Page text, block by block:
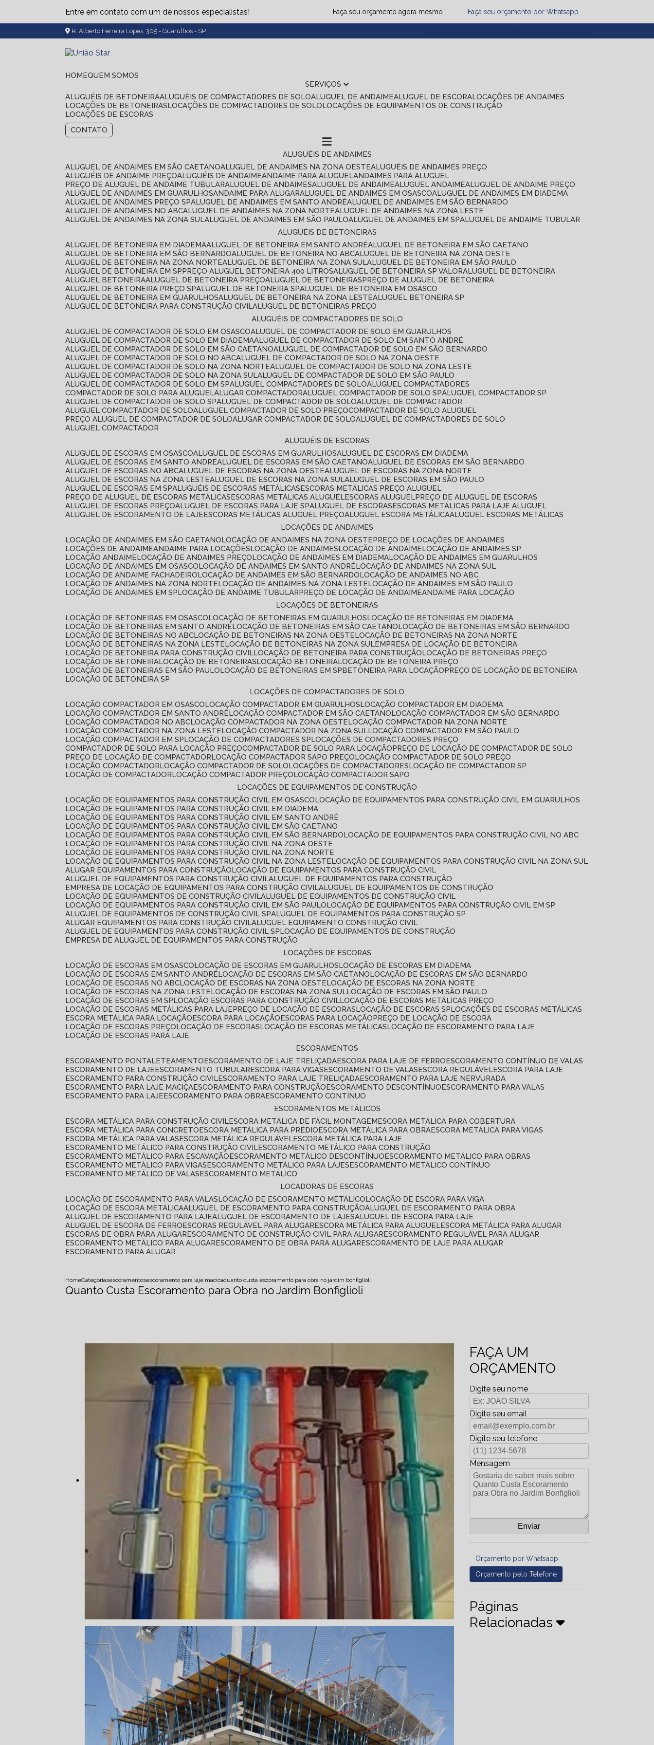
Entre em contato com um de nossos especialistas! Faça seu orçamento agora mesmo Faça seu orçamento por Whatsapp
R. Alberto Ferreira Lopes, 305 - Guarulhos - SP
HOME
QUEM SOMOS
SERVIÇOS
ALUGUÉIS DE BETONEIRA ALUGUÉIS DE COMPACTADORES DE SOLO ALUGUEL DE ANDAIME ALUGUEL DE ESCORA LOCAÇÕES DE ANDAIMES
LOCAÇÕES DE BETONEIRAS LOCAÇÕES DE COMPACTADORES DE SOLO LOCAÇÕES DE EQUIPAMENTOS DE CONSTRUÇÃO
LOCAÇÕES DE ESCORAS
CONTATO
ALUGUÉIS DE ANDAIMES
ALUGUEL DE ANDAIMES EM SÃO CAETANO ALUGUEL DE ANDAIMES NA ZONA OESTE ALUGUÉIS DE ANDAIMES PREÇO
ALUGUÉIS DE ANDAIME PREÇO ALUGUÉIS DE ANDAIME ANDAIME PARA ALUGUEL ANDAIMES PARA ALUGUEL
PREÇO DE ALUGUEL DE ANDAIME TUBULAR ALUGUEL DE ANDAIMES ALUGUEL DE ANDAIME ALUGUEL ANDAIME ALUGUEL DE ANDAIME PREÇO
ALUGUEL DE ANDAIMES EM GUARULHOS ANDAIME PARA ALUGAR ALUGUEL DE ANDAIMES EM OSASCO ALUGUEL DE ANDAIMES EM DIADEMA
ALUGUEL DE ANDAIMES PREÇO SP ALUGUEL DE ANDAIMES EM SANTO ANDRÉ ALUGUEL DE ANDAIMES EM SÃO BERNARDO
ALUGUEL DE ANDAIMES NO ABC ALUGUEL DE ANDAIMES NA ZONA NORTE ALUGUEL DE ANDAIMES NA ZONA LESTE
ALUGUEL DE ANDAIMES NA ZONA SUL ALUGUEL DE ANDAIMES EM SÃO PAULO ALUGUEL DE ANDAIMES EM SP ALUGUEL DE ANDAIME TUBULAR
ALUGUÉIS DE BETONEIRAS
ALUGUEL DE BETONEIRA EM DIADEMA ALUGUEL DE BETONEIRA EM SANTO ANDRÉ ALUGUEL DE BETONEIRA EM SÃO CAETANO
ALUGUEL DE BETONEIRA EM SÃO BERNARDO ALUGUEL DE BETONEIRA NO ABC ALUGUEL DE BETONEIRA NA ZONA OESTE
ALUGUEL DE BETONEIRA NA ZONA NORTE ALUGUEL DE BETONEIRA NA ZONA SUL ALUGUEL DE BETONEIRA EM SÃO PAULO
ALUGUEL DE BETONEIRA EM SP
PREÇO ALUGUEL BETONEIRA 400 LITROS ALUGUEL DE BETONEIRA SP VALOR ALUGUEL DE BETONEIRA
ALUGUEL BETONEIRA ALUGUEL DE BETONEIRA PREÇO ALUGUEL DE BETONEIRAS
PREÇO DE ALUGUEL DE BETONEIRA
ALUGUEL DE BETONEIRA PREÇO SP ALUGUEL DE BETONEIRA SP ALUGUEL DE BETONEIRA EM OSASCO
ALUGUEL DE BETONEIRA EM GUARULHOS ALUGUEL DE BETONEIRA NA ZONA LESTE ALUGUEL BETONEIRA SP
ALUGUEL DE BETONEIRA PARA CONSTRUÇÃO CIVIL ALUGUEL DE BETONEIRAS PREÇO
ALUGUÉIS DE COMPACTADORES DE SOLO
ALUGUEL DE COMPACTADOR DE SOLO EM OSASCO ALUGUEL DE COMPACTADOR DE SOLO EM GUARULHOS
ALUGUEL DE COMPACTADOR DE SOLO EM DIADEMA ALUGUEL DE COMPACTADOR DE SOLO EM SANTO ANDRÉ
ALUGUEL DE COMPACTADOR DE SOLO EM SÃO CAETANO ALUGUEL DE COMPACTADOR DE SOLO EM SÃO BERNARDO
ALUGUEL DE COMPACTADOR DE SOLO NO ABC ALUGUEL DE COMPACTADOR DE SOLO NA ZONA OESTE
ALUGUEL DE COMPACTADOR DE SOLO NA ZONA NORTE ALUGUEL DE COMPACTADOR DE SOLO NA ZONA LESTE
ALUGUEL DE COMPACTADOR DE SOLO NA ZONA SUL ALUGUEL DE COMPACTADOR DE SOLO EM SÃO PAULO
ALUGUEL DE COMPACTADOR DE SOLO EM SP ALUGUEL COMPACTADORES DE SOLO ALUGUEL COMPACTADORES
COMPACTADOR DE SOLO PARA ALUGUEL ALUGAR COMPACTADOR ALUGUEL COMPACTADOR DE SOLO SP ALUGUEL COMPACTADOR SP
ALUGUEL DE COMPACTADOR DE SOLO SP ALUGUEL DE COMPACTADOR DE SOLO ALUGUEL DE COMPACTADOR
ALUGUEL COMPACTADOR DE SOLO ALUGUEL COMPACTADOR DE SOLO PREÇO COMPACTADOR DE SOLO ALUGUEL
PREÇO ALUGUEL DE COMPACTADOR DE SOLO ALUGAR COMPACTADOR DE SOLO ALUGUEL DE COMPACTADORES DE SOLO
ALUGUEL COMPACTADOR
ALUGUÉIS DE ESCORAS
ALUGUEL DE ESCORAS EM OSASCO ALUGUEL DE ESCORAS EM GUARULHOS ALUGUEL DE ESCORAS EM DIADEMA
ALUGUEL DE ESCORAS EM SANTO ANDRÉ ALUGUEL DE ESCORAS EM SÃO CAETANO ALUGUEL DE ESCORAS EM SÃO BERNARDO
ALUGUEL DE ESCORAS NO ABC ALUGUEL DE ESCORAS NA ZONA OESTE ALUGUEL DE ESCORAS NA ZONA NORTE
ALUGUEL DE ESCORAS NA ZONA LESTE ALUGUEL DE ESCORAS NA ZONA SUL ALUGUEL DE ESCORAS EM SÃO PAULO
ALUGUEL DE ESCORAS EM SP ALUGUÉIS DE ESCORAS METÁLICAS
ESCORAS METÁLICAS PREÇO ALUGUEL
PREÇO DE ALUGUEL DE ESCORAS METÁLICAS
ESCORAS METÁLICAS ALUGUEL ESCORAS ALUGUEL
PREÇO DE ALUGUEL DE ESCORAS
ALUGUEL DE ESCORAS PREÇO ALUGUEL DE ESCORAS PARA LAJE SP ALUGUEL DE ESCORAS
ESCORAS METÁLICAS PARA LAJE ALUGUEL
ALUGUEL DE ESCORAMENTO DE LAJE
ESCORAS METÁLICAS ALUGUEL PREÇO ALUGUEL ESCORA METÁLICA ALUGUEL ESCORAS METÁLICAS
LOCAÇÕES DE ANDAIMES
LOCAÇÃO DE ANDAIMES EM SÃO CAETANO LOCAÇÃO DE ANDAIMES NA ZONA OESTE
PREÇO DE LOCAÇÕES DE ANDAIMES
LOCAÇÕES DE ANDAIME ANDAIME PARA LOCAÇÕES LOCAÇÃO DE ANDAIMES LOCAÇÃO DE ANDAIME LOCAÇÃO DE ANDAIMES SP
LOCAÇÃO ANDAIME LOCAÇÃO DE ANDAIMES PREÇO LOCAÇÃO DE ANDAIMES EM DIADEMA LOCAÇÃO DE ANDAIMES EM GUARULHOS
LOCAÇÃO DE ANDAIMES EM OSASCO LOCAÇÃO DE ANDAIMES EM SANTO ANDRÉ LOCAÇÃO DE ANDAIMES NA ZONA SUL
LOCAÇÃO DE ANDAIME FACHADEIRO LOCAÇÃO DE ANDAIMES EM SÃO BERNARDO LOCAÇÃO DE ANDAIMES NO ABC
LOCAÇÃO DE ANDAIMES NA ZONA NORTE LOCAÇÃO DE ANDAIMES NA ZONA LESTE LOCAÇÃO DE ANDAIMES EM SÃO PAULO
LOCAÇÃO DE ANDAIMES EM SP LOCAÇÃO DE ANDAIME TUBULAR PREÇO DE LOCAÇÃO DE ANDAIME ANDAIME PARA LOCAÇÃO
LOCAÇÕES DE BETONEIRAS
LOCAÇÃO DE BETONEIRAS EM OSASCO LOCAÇÃO DE BETONEIRAS EM GUARULHOS LOCAÇÃO DE BETONEIRAS EM DIADEMA
LOCAÇÃO DE BETONEIRAS EM SANTO ANDRÉ LOCAÇÃO DE BETONEIRAS EM SÃO CAETANO LOCAÇÃO DE BETONEIRAS EM SÃO BERNARDO
LOCAÇÃO DE BETONEIRAS NO ABC LOCAÇÃO DE BETONEIRAS NA ZONA OESTE LOCAÇÃO DE BETONEIRAS NA ZONA NORTE
LOCAÇÃO DE BETONEIRAS NA ZONA LESTE LOCAÇÃO DE BETONEIRAS NA ZONA SUL
EMPRESA DE LOCAÇÃO DE BETONEIRA
LOCAÇÃO DE BETONEIRA PARA CONSTRUÇÃO CIVIL LOCAÇÃO DE BETONEIRA PARA CONSTRUÇÃO LOCAÇÃO DE BETONEIRAS PREÇO
LOCAÇÃO DE BETONEIRA LOCAÇÃO DE BETONEIRAS LOCAÇÃO BETONEIRA LOCAÇÃO DE BETONEIRA PREÇO
LOCAÇÃO DE BETONEIRAS EM SÃO PAULO LOCAÇÃO DE BETONEIRAS EM SP BETONEIRA PARA LOCAÇÃO
PREÇO DE LOCAÇÃO DE BETONEIRA
LOCAÇÃO DE BETONEIRA SP
LOCAÇÕES DE COMPACTADORES DE SOLO
LOCAÇÃO COMPACTADOR EM OSASCO LOCAÇÃO COMPACTADOR EM GUARULHOS LOCAÇÃO COMPACTADOR EM DIADEMA
LOCAÇÃO COMPACTADOR EM SANTO ANDRÉ LOCAÇÃO COMPACTADOR EM SÃO CAETANO LOCAÇÃO COMPACTADOR EM SÃO BERNARDO
LOCAÇÃO COMPACTADOR NO ABC LOCAÇÃO COMPACTADOR NA ZONA OESTE LOCAÇÃO COMPACTADOR NA ZONA NORTE
LOCAÇÃO COMPACTADOR NA ZONA LESTE LOCAÇÃO COMPACTADOR NA ZONA SUL LOCAÇÃO COMPACTADOR EM SÃO PAULO
LOCAÇÃO COMPACTADOR EM SP LOCAÇÃO DE COMPACTADORES SP LOCAÇÕES DE COMPACTADORES PREÇO
COMPACTADOR DE SOLO PARA LOCAÇÃO PREÇO COMPACTADOR DE SOLO PARA LOCAÇÃO
PREÇO DE LOCAÇÃO DE COMPACTADOR DE SOLO
PREÇO DE LOCAÇÃO DE COMPACTADOR LOCAÇÃO COMPACTADOR SAPO PREÇO LOCAÇÃO COMPACTADOR DE SOLO PREÇO
LOCAÇÃO COMPACTADOR LOCAÇÃO COMPACTADOR DE SOLO LOCAÇÕES DE COMPACTADORES LOCAÇÃO DE COMPACTADOR SP
LOCAÇÃO DE COMPACTADOR LOCAÇÃO COMPACTADOR PREÇO LOCAÇÃO COMPACTADOR SAPO
LOCAÇÕES DE EQUIPAMENTOS DE CONSTRUÇÃO
LOCAÇÃO DE EQUIPAMENTOS PARA CONSTRUÇÃO CIVIL EM OSASCO LOCAÇÃO DE EQUIPAMENTOS PARA CONSTRUÇÃO CIVIL EM GUARULHOS
LOCAÇÃO DE EQUIPAMENTOS PARA CONSTRUÇÃO CIVIL EM DIADEMA
LOCAÇÃO DE EQUIPAMENTOS PARA CONSTRUÇÃO CIVIL EM SANTO ANDRÉ
LOCAÇÃO DE EQUIPAMENTOS PARA CONSTRUÇÃO CIVIL EM SÃO CAETANO
LOCAÇÃO DE EQUIPAMENTOS PARA CONSTRUÇÃO CIVIL EM SÃO BERNARDO LOCAÇÃO DE EQUIPAMENTOS PARA CONSTRUÇÃO CIVIL NO ABC
LOCAÇÃO DE EQUIPAMENTOS PARA CONSTRUÇÃO CIVIL NA ZONA OESTE
LOCAÇÃO DE EQUIPAMENTOS PARA CONSTRUÇÃO CIVIL NA ZONA NORTE
LOCAÇÃO DE EQUIPAMENTOS PARA CONSTRUÇÃO CIVIL NA ZONA LESTE LOCAÇÃO DE EQUIPAMENTOS PARA CONSTRUÇÃO CIVIL NA ZONA SUL
ALUGAR EQUIPAMENTOS PARA CONSTRUÇÃO LOCAÇÃO DE EQUIPAMENTOS PARA CONSTRUÇÃO CIVIL
ALUGUEL DE EQUIPAMENTOS PARA CONSTRUÇÃO CIVIL ALUGUEL DE EQUIPAMENTOS PARA CONSTRUÇÃO
EMPRESA DE LOCAÇÃO DE EQUIPAMENTOS PARA CONSTRUÇÃO CIVIL ALUGUEL DE EQUIPAMENTOS DE CONSTRUÇÃO
LOCAÇÃO DE EQUIPAMENTOS DE CONSTRUÇÃO CIVIL ALUGUEL DE EQUIPAMENTOS DE CONSTRUÇÃO CIVIL
LOCAÇÃO DE EQUIPAMENTOS PARA CONSTRUÇÃO CIVIL EM SÃO PAULO LOCAÇÃO DE EQUIPAMENTOS PARA CONSTRUÇÃO CIVIL EM SP
ALUGUEL DE EQUIPAMENTOS DE CONSTRUÇÃO CIVIL SP ALUGUEL DE EQUIPAMENTOS PARA CONSTRUÇÃO SP
ALUGAR EQUIPAMENTOS PARA CONSTRUÇÃO CIVIL ALUGUEL EQUIPAMENTO CONSTRUÇÃO CIVIL
ALUGUEL DE EQUIPAMENTOS PARA CONSTRUÇÃO CIVIL SP LOCAÇÃO DE EQUIPAMENTOS DE CONSTRUÇÃO
EMPRESA DE ALUGUEL DE EQUIPAMENTOS PARA CONSTRUÇÃO
LOCAÇÕES DE ESCORAS
LOCAÇÃO DE ESCORAS EM OSASCO LOCAÇÃO DE ESCORAS EM GUARULHOS LOCAÇÃO DE ESCORAS EM DIADEMA
LOCAÇÃO DE ESCORAS EM SANTO ANDRÉ LOCAÇÃO DE ESCORAS EM SÃO CAETANO LOCAÇÃO DE ESCORAS EM SÃO BERNARDO
LOCAÇÃO DE ESCORAS NO ABC LOCAÇÃO DE ESCORAS NA ZONA OESTE LOCAÇÃO DE ESCORAS NA ZONA NORTE
LOCAÇÃO DE ESCORAS NA ZONA LESTE LOCAÇÃO DE ESCORAS NA ZONA SUL LOCAÇÃO DE ESCORAS EM SÃO PAULO
LOCAÇÃO DE ESCORAS EM SP LOCAÇÃO ESCORAS PARA CONSTRUÇÃO CIVIL LOCAÇÃO DE ESCORAS METÁLICAS PREÇO
LOCAÇÃO DE ESCORAS METÁLICAS PARA LAJE
PREÇO DE LOCAÇÃO DE ESCORAS LOCAÇÃO DE ESCORAS SP LOCAÇÕES DE ESCORAS METÁLICAS
ESCORA METÁLICA PARA LOCAÇÃO
ESCORA PARA LOCAÇÃO ESCORAS PARA LOCAÇÃO
PREÇO DE LOCAÇÃO DE ESCORA
LOCAÇÃO DE ESCORAS PREÇO LOCAÇÃO DE ESCORAS LOCAÇÃO DE ESCORAS METÁLICAS LOCAÇÃO DE ESCORAMENTO PARA LAJE
LOCAÇÃO DE ESCORAS PARA LAJE
ESCORAMENTOS
ESCORAMENTO PONTALETEAMENTO
ESCORAMENTO DE LAJE TRELIÇADA ESCORA PARA LAJE DE FERRO
ESCORAMENTO CONTÍNUO DE VALAS
ESCORAMENTO DE LAJE
ESCORAMENTO TUBULAR ESCORA PARA VIGAS ESCORAMENTO DE VALAS ESCORA REGULÁVEL ESCORA PARA LAJE
ESCORAMENTO PARA CONSTRUÇÃO CIVIL ESCORAMENTO PARA LAJE TRELIÇADA ESCORAMENTO PARA LAJE NERVURADA
ESCORAMENTO PARA LAJE MACIÇA ESCORAMENTO PARA CONSTRUÇÃO ESCORAMENTO DESCONTÍNUO
ESCORAMENTO PARA VALAS
ESCORAMENTO PARA LAJE
ESCORAMENTO PARA OBRA ESCORAMENTO CONTÍNUO
ESCORAMENTOS METÁLICOS
ESCORA METÁLICA PARA CONSTRUÇÃO CIVIL ESCORA METÁLICA DE FÁCIL MONTAGEM
ESCORA METÁLICA PARA COBERTURA
ESCORA METÁLICA PARA CONCRETO
ESCORA METÁLICA PARA PRÉDIO ESCORA METÁLICA PARA OBRA ESCORA METÁLICA PARA VIGAS
ESCORA METÁLICA PARA VALAS
ESCORA METÁLICA REGULÁVEL ESCORA METÁLICA PARA LAJE
ESCORAMENTO METÁLICO PARA CONSTRUÇÃO CIVIL ESCORAMENTO METÁLICO PARA CONSTRUÇÃO
ESCORAMENTO METÁLICO PARA ESCAVAÇÃO
ESCORAMENTO METÁLICO DESCONTÍNUO
ESCORAMENTO METÁLICO PARA OBRAS
ESCORAMENTO METÁLICO PARA VIGAS
ESCORAMENTO METÁLICO PARA LAJES
ESCORAMENTO METÁLICO CONTÍNUO
ESCORAMENTO METÁLICO DE VALAS
ESCORAMENTO METÁLICO
LOCADORAS DE ESCORAS
LOCAÇÃO DE ESCORAMENTO PARA VALAS LOCAÇÃO DE ESCORAMENTO METÁLICO LOCAÇÃO DE ESCORA PARA VIGA
LOCAÇÃO DE ESCORA METÁLICA ALUGUEL DE ESCORAMENTO PARA CONSTRUÇÃO ALUGUEL DE ESCORAMENTO PARA OBRA
ALUGUEL DE ESCORAMENTO PARA LAJE ALUGUEL DE ESCORAMENTO DE LAJES ALUGUEL DE ESCORA PARA LAJE
ALUGUEL DE ESCORA DE FERRO
ESCORAS REGULÁVEL PARA ALUGAR ESCORA METÁLICA PARA ALUGUEL ESCORA METÁLICA PARA ALUGAR
ESCORAS DE OBRA PARA ALUGAR ESCORAMENTO DE CONSTRUÇÃO CIVIL PARA ALUGAR ESCORAMENTO REGULÁVEL PARA ALUGAR
ESCORAMENTO METÁLICO PARA ALUGAR ESCORAMENTO DE OBRA PARA ALUGAR ESCORAMENTO DE LAJE PARA ALUGAR
ESCORAMENTO PARA ALUGAR
HomeCategoriasescoramentosescoramento para laje macicaquanto custa escoramento para obra no jardim bonfiglioli
Quanto Custa Escoramento para Obra no Jardim Bonfiglioli
FAÇA UM
ORÇAMENTO
Digite seu nome
Digite seu email
Digite seu telefone
Mensagem
Orçamento por Whatsapp
Orçamento pelo Telefone
Páginas
Relacionadas